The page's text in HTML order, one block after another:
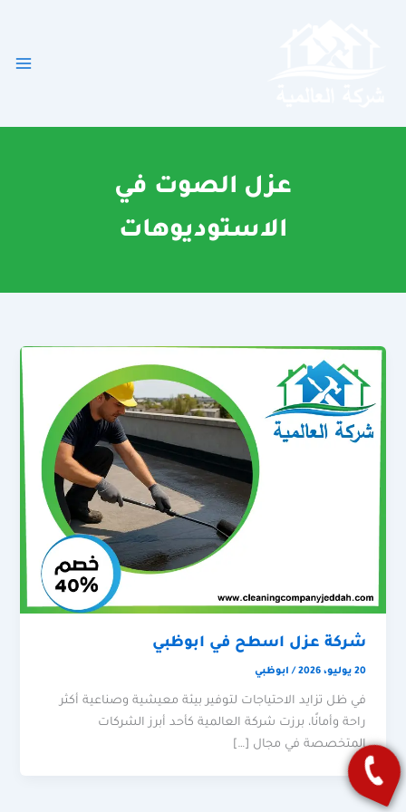
عزل الصوت في
الاستوديوهات
شركة عزل اسطح في ابوظبي
20 يوليو، 2026 / ابوظبي
في ظل تزايد الاحتياجات لتوفير بيئة معيشية وصناعية أكثر
راحة وأمانًا، برزت شركة العالمية كأحد أبرز الشركات
المتخصصة في مجال […]